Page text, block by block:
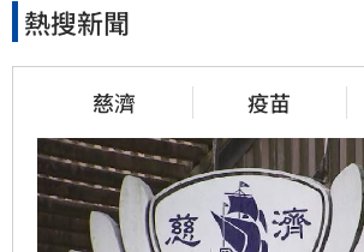
熱搜新聞
慈濟 疫苗